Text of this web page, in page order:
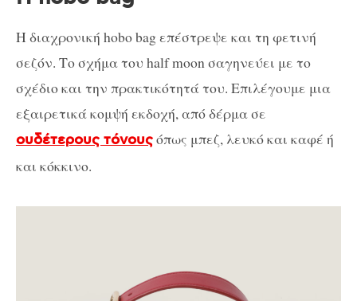
Η διαχρονική hobo bag επέστρεψε και τη φετινή
σεζόν. Το σχήμα του half moon σαγηνεύει με το
σχέδιο και την πρακτικότητά του. Επιλέγουμε μια
εξαιρετικά κομψή εκδοχή, από δέρμα σε
ουδέτερους τόνουςόπως μπεζ, λευκό και καφέ ή
και κόκκινο.